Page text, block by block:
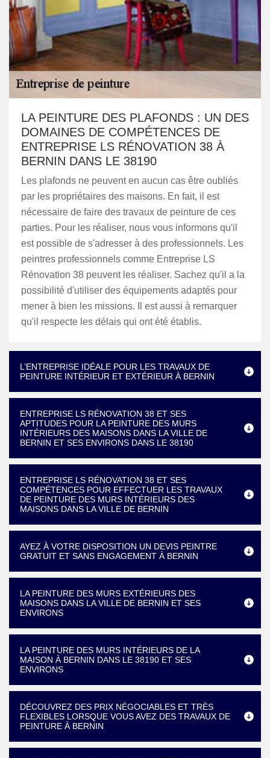
LA PEINTURE DES PLAFONDS : UN DES
DOMAINES DE COMPÉTENCES DE
ENTREPRISE LS RÉNOVATION 38 À
BERNIN DANS LE 38190
Les plafonds ne peuvent en aucun cas être oubliés
par les propriétaires des maisons. En fait, il est
nécessaire de faire des travaux de peinture de ces
parties. Pour les réaliser, nous vous informons qu'il
est possible de s'adresser à des professionnels. Les
peintres professionnels comme Entreprise LS
Rénovation 38 peuvent les réaliser. Sachez qu'il a la
possibilité d'utiliser des équipements adaptés pour
mener à bien les missions. Il est aussi à remarquer
qu'il respecte les délais qui ont été établis.
L’ENTREPRISE IDÉALE POUR LES TRAVAUX DE
PEINTURE INTÉRIEUR ET EXTÉRIEUR À BERNIN
ENTREPRISE LS RÉNOVATION 38 ET SES
APTITUDES POUR LA PEINTURE DES MURS
INTÉRIEURS DES MAISONS DANS LA VILLE DE
BERNIN ET SES ENVIRONS DANS LE 38190
ENTREPRISE LS RÉNOVATION 38 ET SES
COMPÉTENCES POUR EFFECTUER LES TRAVAUX
DE PEINTURE DES MURS INTÉRIEURS DES
MAISONS DANS LA VILLE DE BERNIN
AYEZ À VOTRE DISPOSITION UN DEVIS PEINTRE
GRATUIT ET SANS ENGAGEMENT À BERNIN
LA PEINTURE DES MURS EXTÉRIEURS DES
MAISONS DANS LA VILLE DE BERNIN ET SES
ENVIRONS
LA PEINTURE DES MURS INTÉRIEURS DE LA
MAISON À BERNIN DANS LE 38190 ET SES
ENVIRONS
DÉCOUVREZ DES PRIX NÉGOCIABLES ET TRÈS
FLEXIBLES LORSQUE VOUS AVEZ DES TRAVAUX DE
PEINTURE À BERNIN